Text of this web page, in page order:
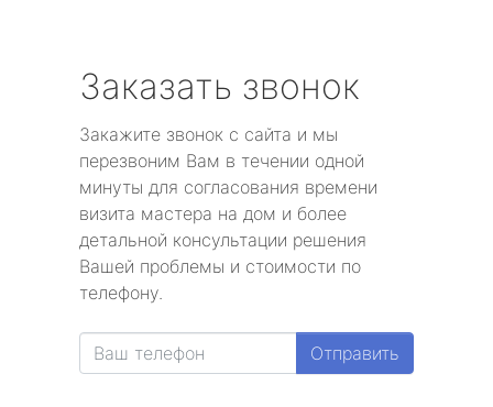
Заказать звонок
Закажите звонок с сайта и мы
перезвоним Вам в течении одной
минуты для согласования времени
визита мастера на дом и более
детальной консультации решения
Вашей проблемы и стоимости по
телефону.
Отправить